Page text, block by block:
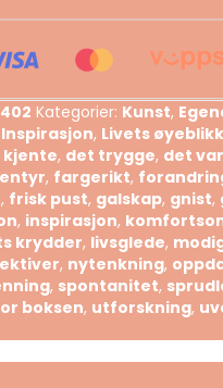
Kategorier: Kunst,
Inspirasjon, Livets øyeblikk
kjente, det trygge, det
, fargerikt,
, frisk pust, galskap, gnist,
, inspirasjon,
krydder, livsglede,
, nytenkning,
, spontanitet,
boksen, utforskning,